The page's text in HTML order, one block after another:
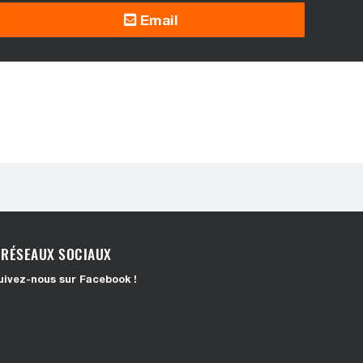
Email
RÉSEAUX SOCIAUX
nous sur Facebook !